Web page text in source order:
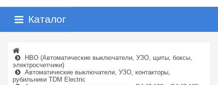
Каталог
НВО (Автоматические выключатели, УЗО, щиты, боксы,
электросчетчики)
Автоматические выключатели, УЗО, контакторы,
рубильники TDM Electric